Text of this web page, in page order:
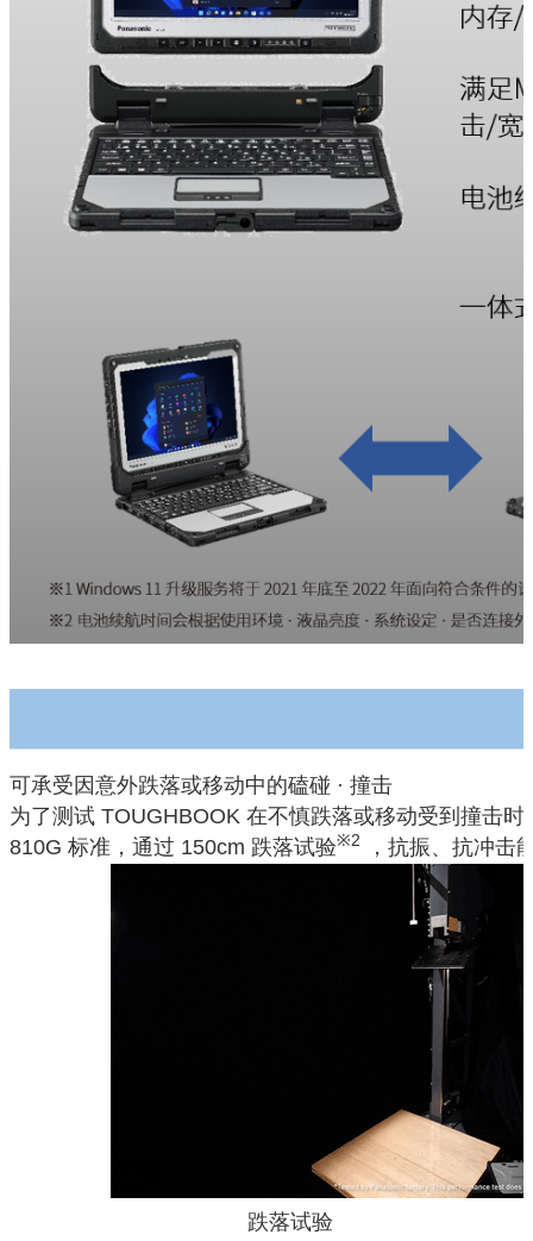
可承受因意外跌落或移动中的磕碰 · 撞击
为了测试 TOUGHBOOK 在不慎跌落或移动受到撞击
810G 标准，通过 150cm 跌落试验※2 ，抗振、抗冲击
跌落试验